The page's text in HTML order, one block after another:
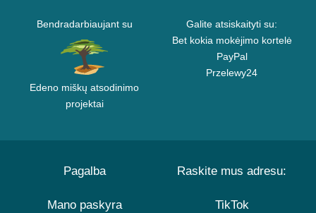
Bendradarbiaujant su
Edeno miškų atsodinimo
projektai
Galite atsiskaityti su:
Bet kokia mokėjimo kortelė
PayPal
Przelewy24
Pagalba
Mano paskyra
Raskite mus adresu:
TikTok